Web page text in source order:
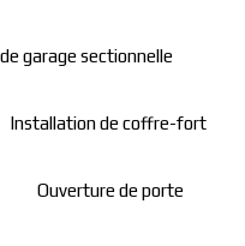
garage sectionnelle
Installation de coffre-fort
Ouverture de porte